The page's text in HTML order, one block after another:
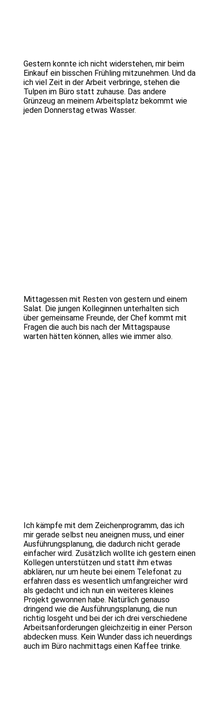
Gestern konnte ich nicht widerstehen, mir beim
Einkauf ein bisschen Frühling mitzunehmen. Und da
ich viel Zeit in der Arbeit verbringe, stehen die
Tulpen im Büro statt zuhause. Das andere
Grünzeug an meinem Arbeitsplatz bekommt wie
jeden Donnerstag etwas Wasser.
Mittagessen mit Resten von gestern und einem
Salat. Die jungen Kolleginnen unterhalten sich
über gemeinsame Freunde, der Chef kommt mit
Fragen die auch bis nach der Mittagspause
warten hätten können, alles wie immer also.
Ich kämpfe mit dem Zeichenprogramm, das ich
mir gerade selbst neu aneignen muss, und einer
Ausführungsplanung, die dadurch nicht gerade
einfacher wird. Zusätzlich wollte ich gestern einen
Kollegen unterstützen und statt ihm etwas
abklären, nur um heute bei einem Telefonat zu
erfahren dass es wesentlich umfangreicher wird
als gedacht und ich nun ein weiteres kleines
Projekt gewonnen habe. Natürlich genauso
dringend wie die Ausführungsplanung, die nun
richtig losgeht und bei der ich drei verschiedene
Arbeitsanforderungen gleichzeitig in einer Person
abdecken muss. Kein Wunder dass ich neuerdings
auch im Büro nachmittags einen Kaffee trinke.